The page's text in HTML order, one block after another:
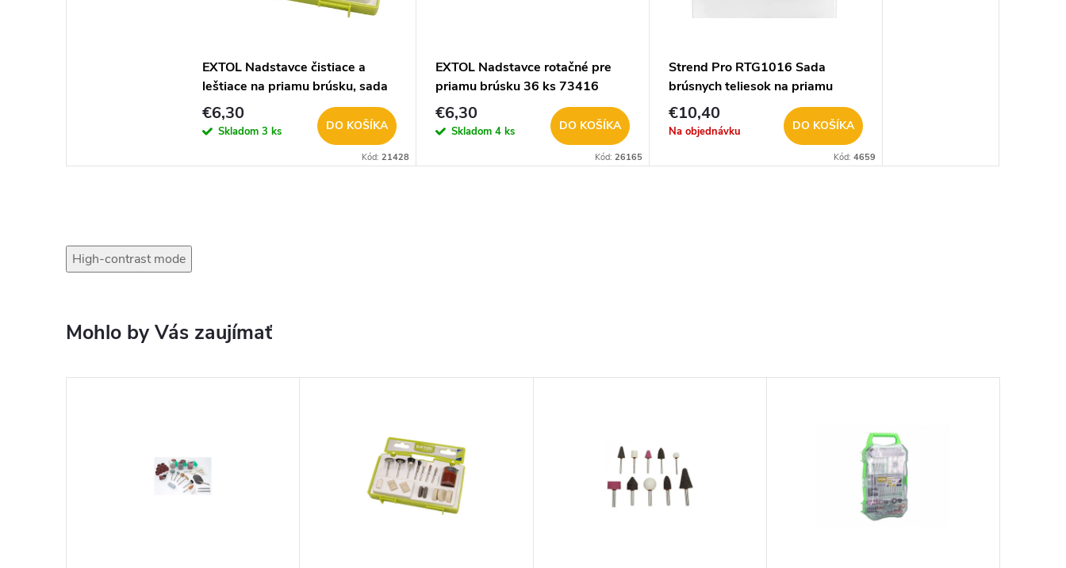
EXTOL Nadstavce čistiace a
leštiace na priamu brúsku, sada
20ks 73417
€6,30
Skladom 3 ks DO KOŠÍKA
Kód: 21428
EXTOL Nadstavce rotačné pre
priamu brúsku 36 ks 73416
€6,30
Skladom 4 ks DO KOŠÍKA
Kód: 26165
Strend Pro RTG1016 Sada
brúsnych teliesok na priamu
brúsku 116 dielna 2230049
€10,40
Na objednávku DO KOŠÍKA
Kód: 4659
High-contrast mode
Mohlo by Vás zaujímať